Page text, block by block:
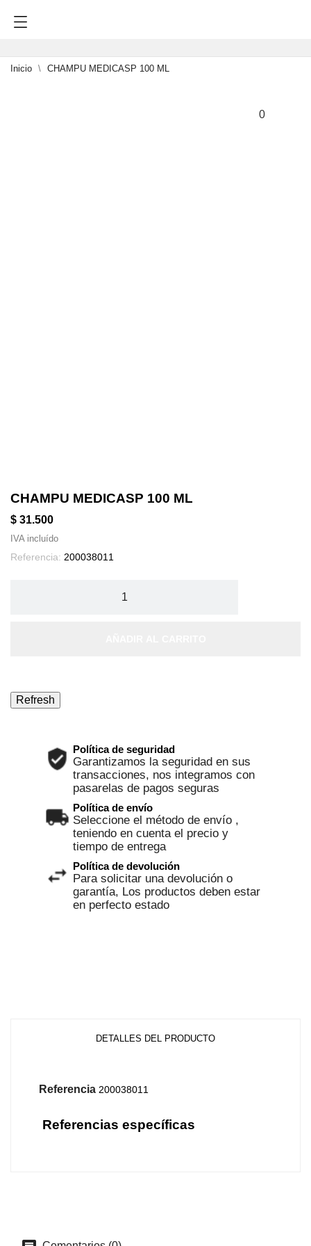
Inicio CHAMPU MEDICASP 100 ML
0
CHAMPU MEDICASP 100 ML
$ 31.500
IVA incluído
Referencia: 200038011
Política de seguridad
Garantizamos la seguridad en sus
transacciones, nos integramos con
pasarelas de pagos seguras
Política de envío
Seleccione el método de envío ,
teniendo en cuenta el precio y
tiempo de entrega
Política de devolución
Para solicitar una devolución o
garantía, Los productos deben estar
en perfecto estado
DETALLES DEL PRODUCTO
Referencia 200038011
Referencias específicas